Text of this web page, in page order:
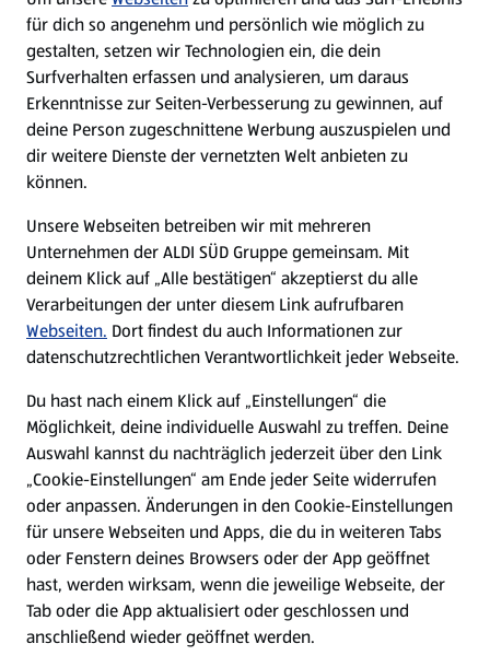
WhatsApp
Über ALDI SÜD
Filialen
Nachhaltigkeit
Karriere
Presse
Hilfe & Kontakt
(öffnet in einem neuen Tab)
Unternehmen
Folge uns hier:
für dich so angenehm und persönlich wie möglich zu
gestalten, setzen wir Technologien ein, die dein
Surfverhalten erfassen und analysieren, um daraus
Erkenntnisse zur Seiten-Verbesserung zu gewinnen, auf
deine Person zugeschnittene Werbung auszuspielen und
dir weitere Dienste der vernetzten Welt anbieten zu
können.
Unsere Webseiten betreiben wir mit mehreren
Unternehmen der ALDI SÜD Gruppe gemeinsam. Mit
deinem Klick auf „Alle bestätigen“ akzeptierst du alle
Verarbeitungen der unter diesem Link aufrufbaren
Webseiten. Dort findest du auch Informationen zur
datenschutzrechtlichen Verantwortlichkeit jeder Webseite.
Du hast nach einem Klick auf „Einstellungen“ die
Möglichkeit, deine individuelle Auswahl zu treffen. Deine
Auswahl kannst du nachträglich jederzeit über den Link
„Cookie-Einstellungen“ am Ende jeder Seite widerrufen
oder anpassen. Änderungen in den Cookie-Einstellungen
für unsere Webseiten und Apps, die du in weiteren Tabs
oder Fenstern deines Browsers oder der App geöffnet
hast, werden wirksam, wenn die jeweilige Webseite, der
Tab oder die App aktualisiert oder geschlossen und
anschließend wieder geöffnet werden.